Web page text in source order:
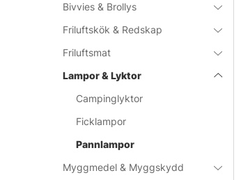
Bivvies & Brollys
Friluftskök & Redskap
Friluftsmat
Lampor & Lyktor
Campinglyktor
Ficklampor
Pannlampor
Myggmedel & Myggskydd